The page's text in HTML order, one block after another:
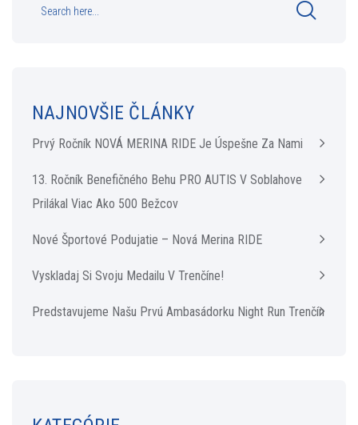
NAJNOVŠIE ČLÁNKY
Prvý Ročník NOVÁ MERINA RIDE Je Úspešne Za Nami
13. Ročník Benefičného Behu PRO AUTIS V Soblahove
Prilákal Viac Ako 500 Bežcov
Nové Športové Podujatie – Nová Merina RIDE
Vyskladaj Si Svoju Medailu V Trenčíne!
Predstavujeme Našu Prvú Ambasádorku Night Run Trenčín